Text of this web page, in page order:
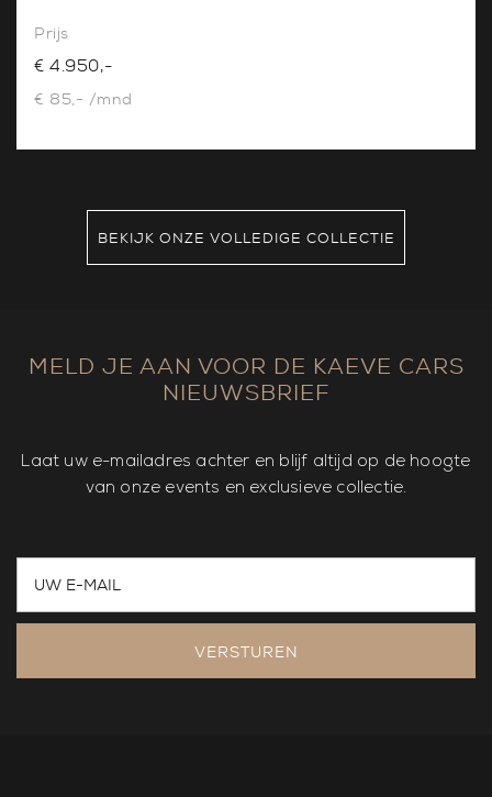
Prijs
€ 4.950,-
€ 85,- /mnd
BEKIJK ONZE VOLLEDIGE COLLECTIE
MELD JE AAN VOOR DE KAEVE CARS
NIEUWSBRIEF
Laat uw e-mailadres achter en blijf altijd op de hoogte
van onze events en exclusieve collectie.
VERSTUREN